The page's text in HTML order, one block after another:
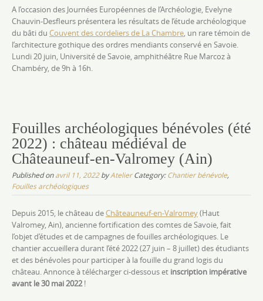
A l’occasion des Journées Européennes de l’Archéologie, Evelyne
Chauvin-Desfleurs présentera les résultats de l’étude archéologique
du bâti du Couvent des cordeliers de La Chambre, un rare témoin de
l’architecture gothique des ordres mendiants conservé en Savoie.
Lundi 20 juin, Université de Savoie, amphithéâtre Rue Marcoz à
Chambéry, de 9h à 16h.
Fouilles archéologiques bénévoles (été
2022) : château médiéval de
Châteauneuf-en-Valromey (Ain)
Published onavril 11, 2022byAtelierCategory: Chantier bénévole,
Fouilles archéologiques
Depuis 2015, le château deChâteauneuf-en-Valromey(Haut
Valromey, Ain), ancienne fortification des comtes de Savoie, fait
l’objet d’études et de campagnes de fouilles archéologiques. Le
chantier accueillera durant l’été 2022 (27 juin – 8 juillet) des étudiants
et des bénévoles pour participer à la fouille du grand logis du
château. Annonce à télécharger ci-dessous et inscription impérative
avant le 30 mai 2022!